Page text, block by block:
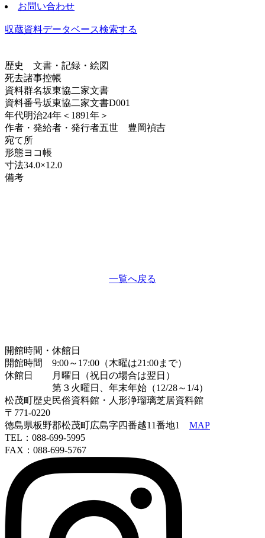
お問い合わせ
収蔵資料データベース検索する
歴史
文書・記録・絵図
死去諸事控帳
資料群名坂東協二家文書
資料番号坂東協二家文書D001
年代明治24年＜1891年＞
作者・発給者・発行者五世 豊岡禎吉
宛て所
形態ヨコ帳
寸法34.0×12.0
備考
一覧へ戻る
開館時間・休館日
開館時間 9:00～17:00（木曜は21:00まで）
休館日 月曜日（祝日の場合は翌日）
第３火曜日、年末年始（12/28～1/4）
松茂町歴史民俗資料館・人形浄瑠璃芝居資料館
〒771-0220
徳島県板野郡松茂町広島字四番越11番地1 MAP
TEL：088-699-5995
FAX：088-699-5767